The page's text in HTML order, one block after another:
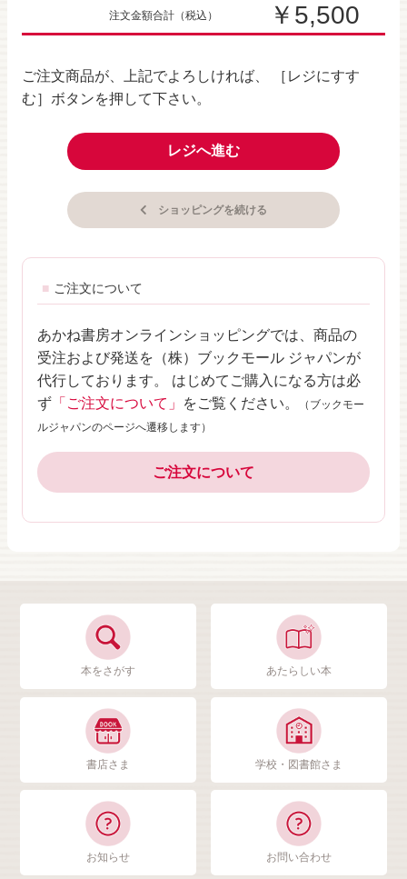
注文金額合計 （税込） ￥5,500
ご注文商品が、上記でよろしければ、 ［レジにすす
む］ボタンを押して下さい。
ショッピングを続ける
レジへ進む
ご注文について
あかね書房オンラインショッピングでは、商品の
受注および発送を（株）ブックモール ジャパンが
代行しております。 はじめてご購入になる方は必
ず 「ご注文について」 をご覧ください。
（ブックモー
ルジャパンのページへ遷移します）
ご注文について
本をさがす あたらしい本
書店さま 学校・図書館さま
お知らせ お問い合わせ